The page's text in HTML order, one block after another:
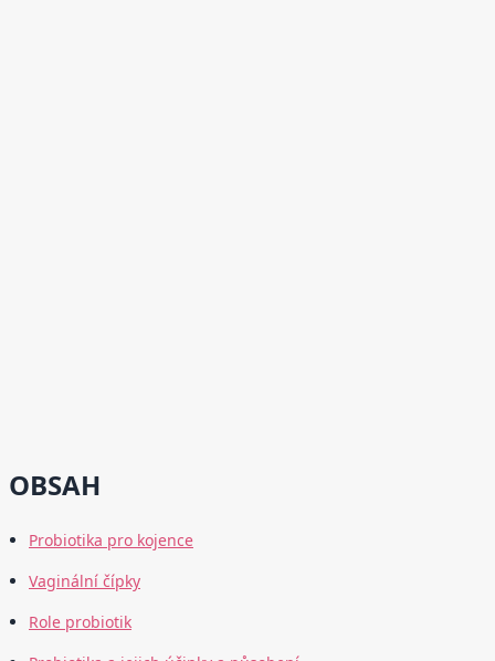
OBSAH
Probiotika pro kojence
Vaginální čípky
Role probiotik